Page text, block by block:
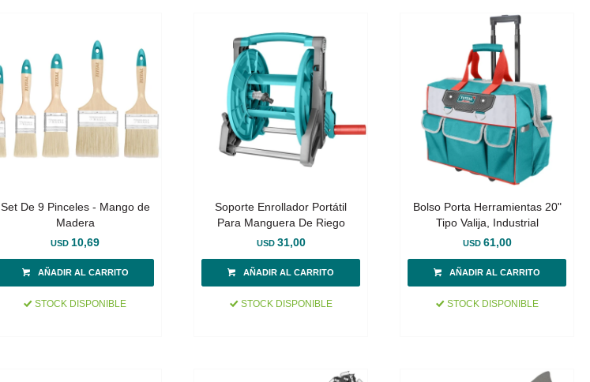
Set De 9 Pinceles - Mango de
Madera
USD 10,69
STOCK DISPONIBLE
Soporte Enrollador Portátil
Para Manguera De Riego
USD 31,00
STOCK DISPONIBLE
Bolso Porta Herramientas 20"
Tipo Valija, Industrial
USD 61,00
STOCK DISPONIBLE